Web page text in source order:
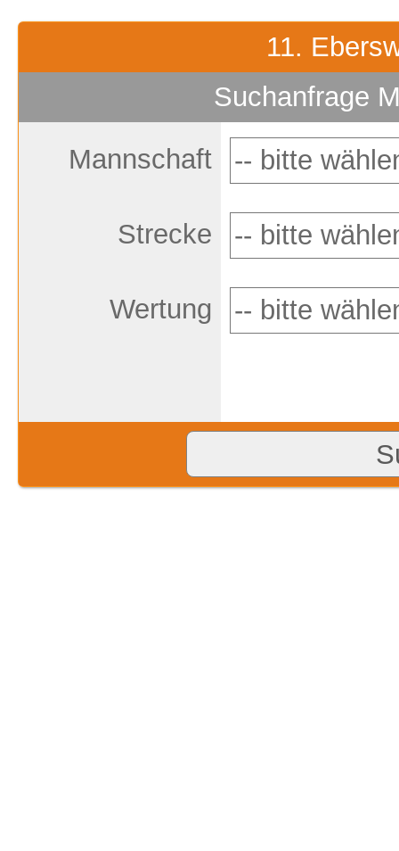
11.
Suchanfrage
Mannschaft
Strecke
Wertung